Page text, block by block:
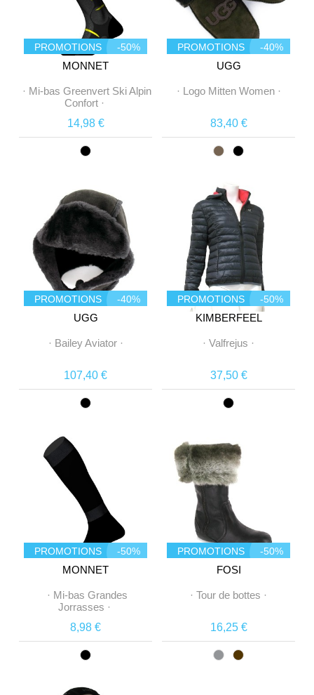
PROMOTIONS -50%
MONNET
· Mi-bas Greenvert Ski Alpin
Confort·
14,98 €
PROMOTIONS -40%
UGG
· Logo Mitten Women·
83,40 €
PROMOTIONS -40%
UGG
· Bailey Aviator·
107,40 €
PROMOTIONS -50%
KIMBERFEEL
· Valfrejus ·
37,50 €
PROMOTIONS -50%
MONNET
· Mi-bas Grandes
Jorrasses ·
8,98 €
PROMOTIONS -50%
FOSI
· Tour de bottes ·
16,25 €